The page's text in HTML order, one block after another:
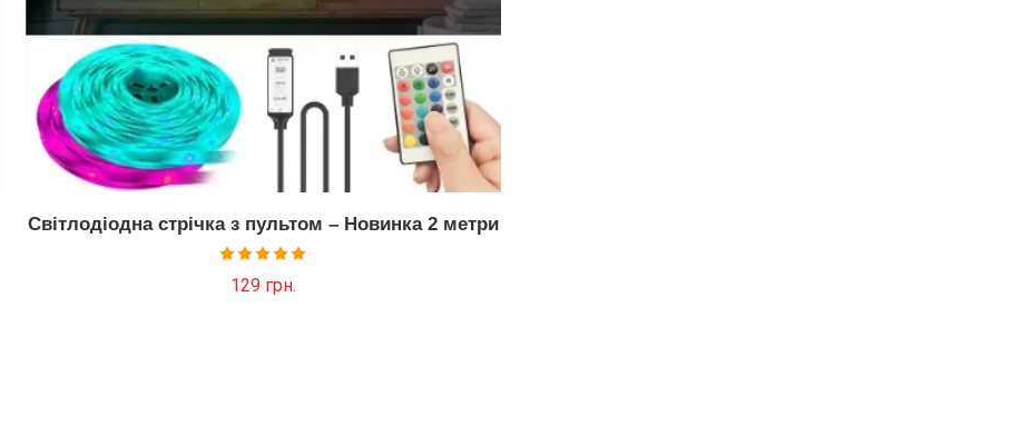
Світлодіодна стрічка з пультом – Новинка 2 метри
Оцінено в
129 грн.